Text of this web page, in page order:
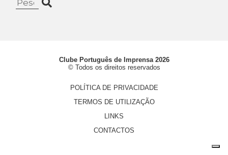
Clube Português de Imprensa 2026
© Todos os direitos reservados
POLÍTICA DE PRIVACIDADE
TERMOS DE UTILIZAÇÃO
LINKS
CONTACTOS